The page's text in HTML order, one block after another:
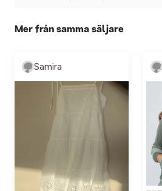
Mer från samma säljare
Samira